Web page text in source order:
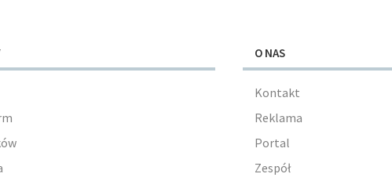
O NAS
Kontakt
Reklama
Portal
Zespół